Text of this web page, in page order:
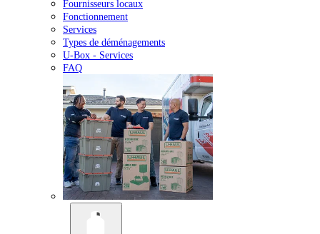
Fournisseurs locaux
Fonctionnement
Services
Types de déménagements
U-Box - Services
FAQ